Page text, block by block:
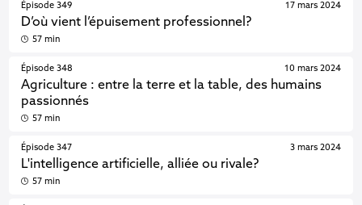
Épisode 349
D’où vient l’épuisement professionnel?
17 mars 2024
57 min
Épisode 348
Agriculture : entre la terre et la table, des humains
passionnés
10 mars 2024
57 min
Épisode 347
L'intelligence artificielle, alliée ou rivale?
3 mars 2024
57 min